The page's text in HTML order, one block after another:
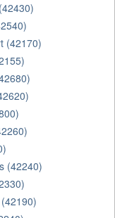
(42170)
(42240)